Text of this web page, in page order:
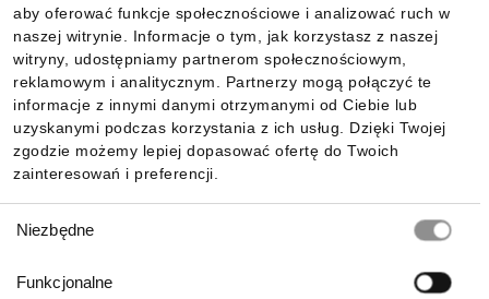
aby oferować funkcje społecznościowe i analizować ruch w
naszej witrynie. Informacje o tym, jak korzystasz z naszej
witryny, udostępniamy partnerom społecznościowym,
reklamowym i analitycznym. Partnerzy mogą połączyć te
informacje z innymi danymi otrzymanymi od Ciebie lub
uzyskanymi podczas korzystania z ich usług. Dzięki Twojej
zgodzie możemy lepiej dopasować ofertę do Twoich
zainteresowań i preferencji.
zgody
Niezbędne
Funkcjonalne
Informacje
Pobierz naszą aplikację mobilną: